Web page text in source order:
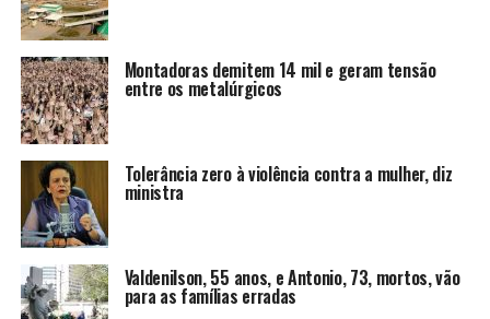
Montadoras demitem 14 mil e geram tensão
entre os metalúrgicos
Tolerância zero à violência contra a mulher, diz
ministra
Valdenilson, 55 anos, e Antonio, 73, mortos, vão
para as famílias erradas